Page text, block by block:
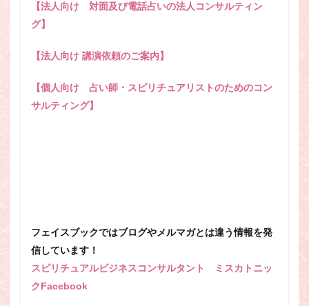
【法人向け 対面及び電話占いの法人コンサルティン
グ】
【法人向け 講演依頼のご案内】
【個人向け 占い師・スピリチュアリストのためのコン
サルティング】
フェイスブックではブログやメルマガとは違う情報を発
信しています！
スピリチュアルビジネスコンサルタント ミスカトニッ
クFacebook